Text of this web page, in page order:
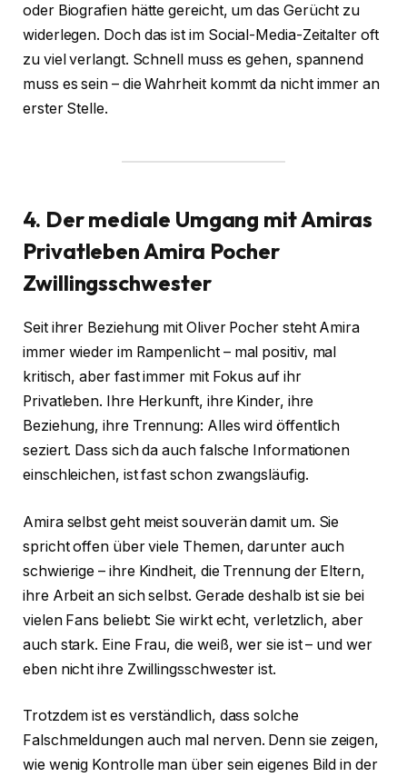
oder Biografien hätte gereicht, um das Gerücht zu
widerlegen. Doch das ist im Social-Media-Zeitalter oft
zu viel verlangt. Schnell muss es gehen, spannend
muss es sein – die Wahrheit kommt da nicht immer an
erster Stelle.
4. Der mediale Umgang mit Amiras
Privatleben Amira Pocher
Zwillingsschwester
Seit ihrer Beziehung mit Oliver Pocher steht Amira
immer wieder im Rampenlicht – mal positiv, mal
kritisch, aber fast immer mit Fokus auf ihr
Privatleben. Ihre Herkunft, ihre Kinder, ihre
Beziehung, ihre Trennung: Alles wird öffentlich
seziert. Dass sich da auch falsche Informationen
einschleichen, ist fast schon zwangsläufig.
Amira selbst geht meist souverän damit um. Sie
spricht offen über viele Themen, darunter auch
schwierige – ihre Kindheit, die Trennung der Eltern,
ihre Arbeit an sich selbst. Gerade deshalb ist sie bei
vielen Fans beliebt: Sie wirkt echt, verletzlich, aber
auch stark. Eine Frau, die weiß, wer sie ist – und wer
eben nicht ihre Zwillingsschwester ist.
Trotzdem ist es verständlich, dass solche
Falschmeldungen auch mal nerven. Denn sie zeigen,
wie wenig Kontrolle man über sein eigenes Bild in der